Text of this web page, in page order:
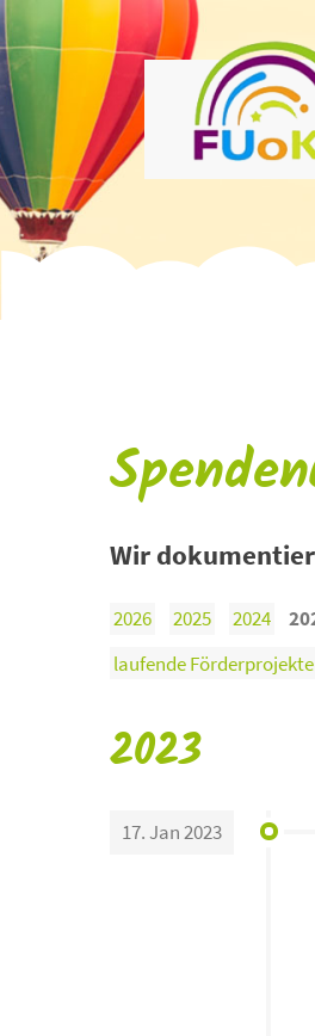
Wir
2026 2025 2024
laufende Förderprojekte
2023
17. Jan 2023